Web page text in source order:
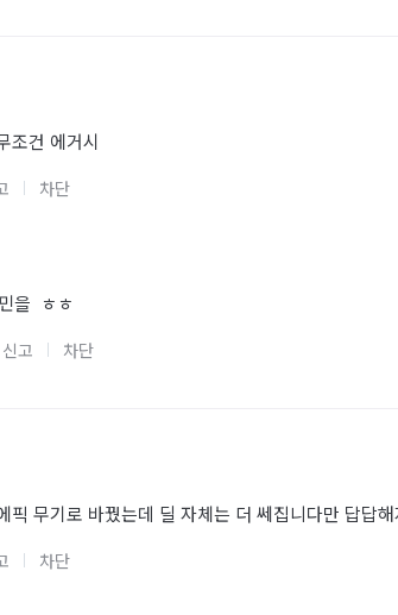
조건 에거시
차단
을 ㅎㅎ
신고 차단
픽 무기로 바꿨는데 딜 자체는 더 쎄집니다만 답답
차단